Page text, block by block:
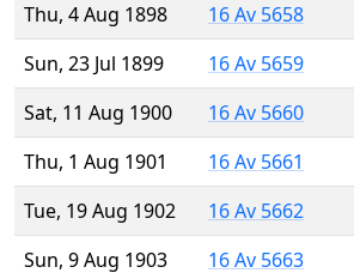
Thu, 4 Aug 1898
16 Av 5658
Sun, 23 Jul 1899
16 Av 5659
Sat, 11 Aug 1900
16 Av 5660
Thu, 1 Aug 1901
16 Av 5661
Tue, 19 Aug 1902
16 Av 5662
Sun, 9 Aug 1903
16 Av 5663